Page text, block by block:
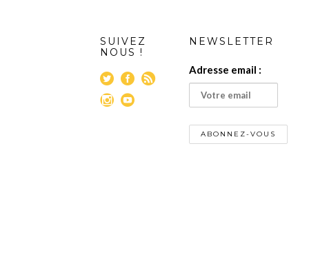
SUIVEZ
NOUS !
NEWSLETTER
Adresse email :